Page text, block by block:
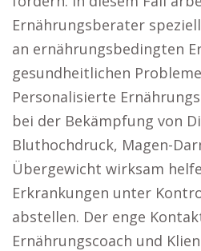
Ernährungsberater
an ernährungsbedingten
gesundheitlichen
Personalisierte
bei der Bekämpfung von
Bluthochdruck, Magen-
Übergewicht wirksam
Erkrankungen unter
abstellen. Der enge
Ernährungscoach und